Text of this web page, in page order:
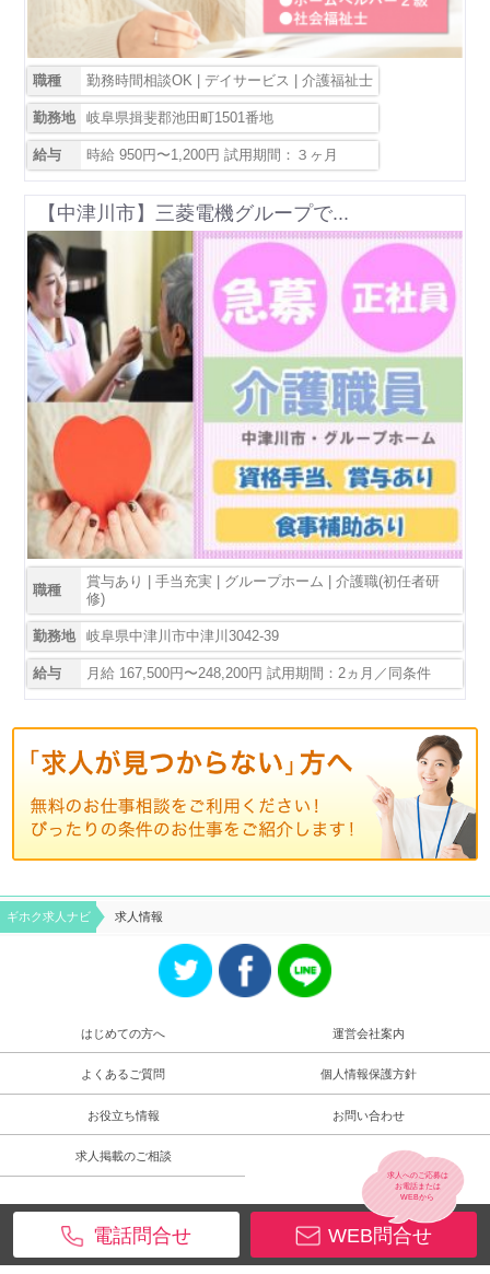
職種 勤務時間相談OK | デイサービス | 介護福祉士
勤務地 岐阜県揖斐郡池田町1501番地
給与 時給 950円〜1,200円 試用期間：３ヶ月
【中津川市】三菱電機グループで...
職種
賞与あり | 手当充実 | グループホーム | 介護職(初任者研
修)
勤務地 岐阜県中津川市中津川3042-39
給与 月給 167,500円〜248,200円 試用期間：2ヵ月／同条件
ギホク求⼈ナビ 求人情報
はじめての方へ 運営会社案内
よくあるご質問 個人情報保護方針
お役立ち情報 お問い合わせ
求人掲載のご相談
求人へのご応募は
お電話または
WEB から
WEB問合せ
電話問合せ